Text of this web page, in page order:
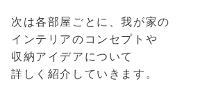
次は各部屋ごとに、我が家の
インテリアのコンセプトや
収納アイデアについて
詳しく紹介していきます。